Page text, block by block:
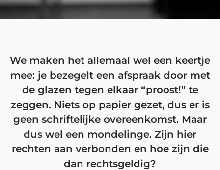
We maken het allemaal wel een keertje
mee: je bezegelt een afspraak door met
de glazen tegen elkaar “proost!” te
zeggen. Niets op papier gezet, dus er is
geen schriftelijke overeenkomst. Maar
dus wel een mondelinge. Zijn hier
rechten aan verbonden en hoe zijn die
dan rechtsgeldig?